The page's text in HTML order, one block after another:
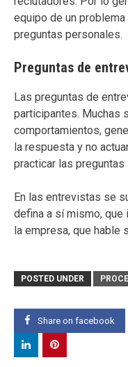
equipo de un
preguntas personales.
Preguntas de
Las preguntas de
participantes. Muchas
comportamientos,
la respuesta y no
practicar las
En las entrevistas se
defina a sí mismo, que
la empresa, que hable
POSTED UNDER
Share on facebook